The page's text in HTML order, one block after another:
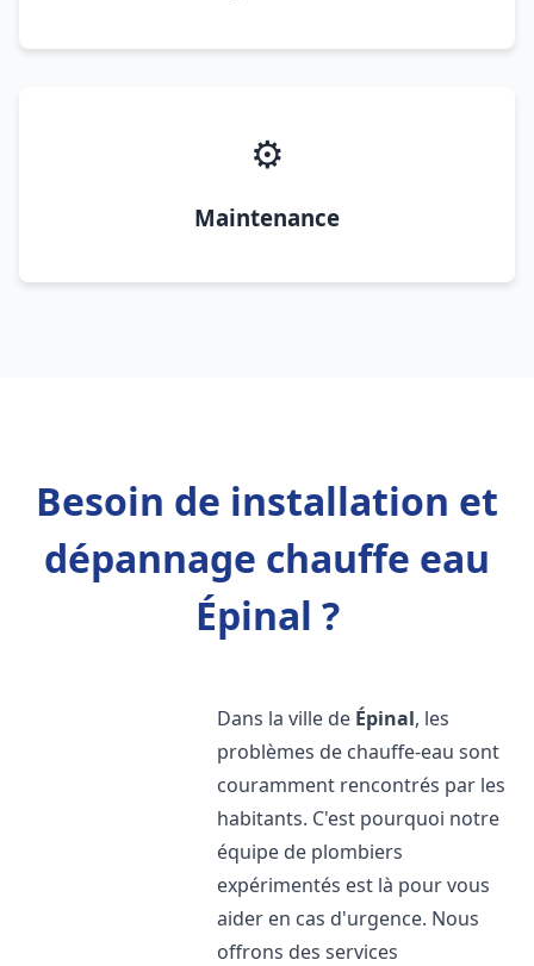
⚙️
Maintenance
Besoin de installation et
dépannage chauffe eau
Épinal ?
Dans la ville de Épinal, les
problèmes de chauffe-eau sont
couramment rencontrés par les
habitants. C'est pourquoi notre
équipe de plombiers
expérimentés est là pour vous
aider en cas d'urgence. Nous
offrons des services